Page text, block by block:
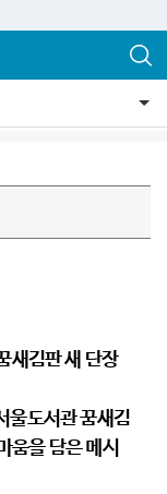
새김판 새 단장
울도서관 꿈새김
움을 담은 메시